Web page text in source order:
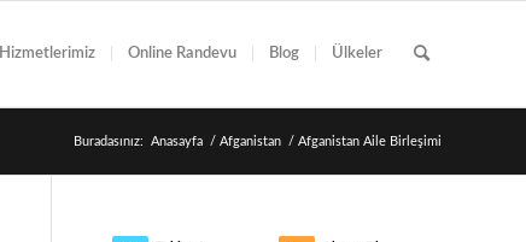
Hizmetlerimiz Online Randevu Blog Ülkeler
Buradasınız: Anasayfa / Afganistan / Afganistan Aile Birleşimi